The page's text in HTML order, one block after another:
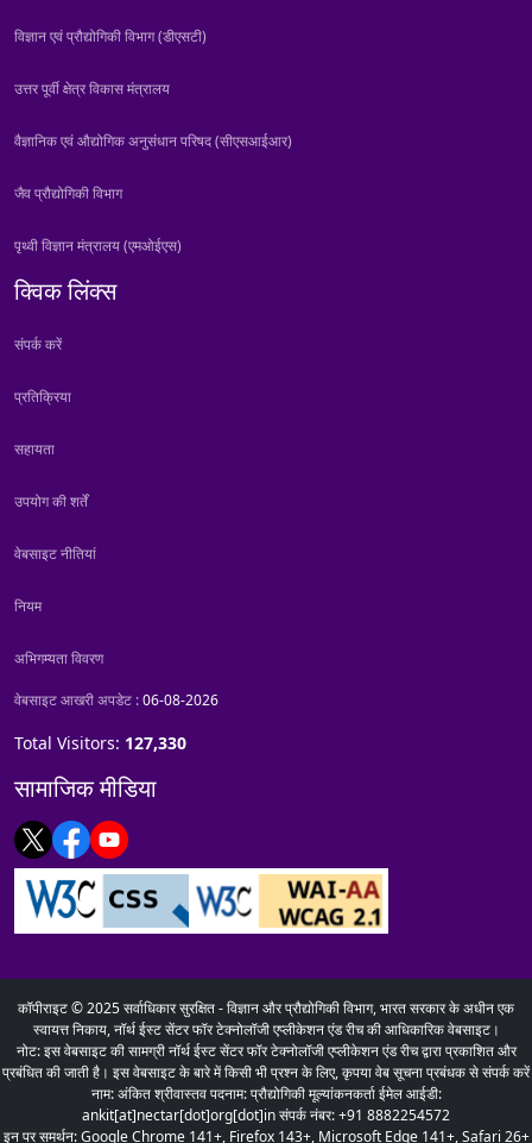
विज्ञान एवं प्रौद्योगिकी विभाग (डीएसटी)
उत्तर पूर्वी क्षेत्र विकास मंत्रालय
वैज्ञानिक एवं औद्योगिक अनुसंधान परिषद (सीएसआईआर)
जैव प्रौद्योगिकी विभाग
पृथ्वी विज्ञान मंत्रालय (एमओईएस)
क्विक लिंक्स
संपर्क करें
प्रतिक्रिया
सहायता
उपयोग की शर्तें
वेबसाइट नीतियां
नियम
अभिगम्यता विवरण
वेबसाइट आखरी अपडेट :06-08-2026
Total Visitors: 127,330
सामाजिक मीडिया
कॉपीराइट © 2025 सर्वाधिकार सुरक्षित - विज्ञान और प्रौद्योगिकी विभाग, भारत सरकार के अधीन एक
स्वायत्त निकाय, नॉर्थ ईस्ट सेंटर फॉर टेक्नोलॉजी एप्लीकेशन एंड रीच की आधिकारिक वेबसाइट।
नोट: इस वेबसाइट की सामग्री नॉर्थ ईस्ट सेंटर फॉर टेक्नोलॉजी एप्लीकेशन एंड रीच द्वारा प्रकाशित और
प्रबंधित की जाती है। इस वेबसाइट के बारे में किसी भी प्रश्न के लिए, कृपया वेब सूचना प्रबंधक से संपर्क करें
नाम: अंकित श्रीवास्तव पदनाम: प्रौद्योगिकी मूल्यांकनकर्ता ईमेल आईडी:
ankit[at]nectar[dot]org[dot]in संपर्क नंबर: +91 8882254572
इन पर समर्थन: Google Chrome 141+, Firefox 143+, Microsoft Edge 141+, Safari 26+